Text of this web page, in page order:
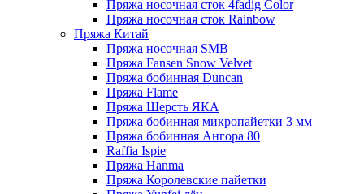
Пряжа носочная сток 4fadig Color
Пряжа носочная сток Rainbow
Пряжа Китай
Пряжа носочная SMB
Пряжа Fansen Snow Velvet
Пряжа бобинная Duncan
Пряжа Flame
Пряжа Шерсть ЯКА
Пряжа бобинная микропайетки 3 мм
Пряжа бобинная Ангора 80
Raffia Ispie
Пряжа Hanma
Пряжа Королевские пайетки